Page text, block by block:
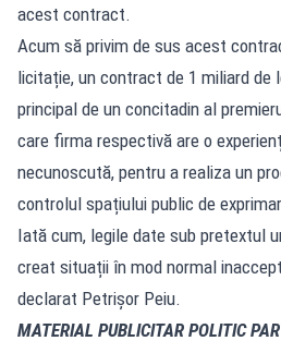
acest contract.
Acum să privim de sus acest
licitație, un contract de 1 miliard de
principal de un concitadin al
care firma respectivă are o
necunoscută, pentru a realiza un
controlul spațiului public de
Iată cum, legile date sub pretextul
creat situații în mod normal
declarat Petrișor Peiu.
MATERIAL PUBLICITAR POLITIC